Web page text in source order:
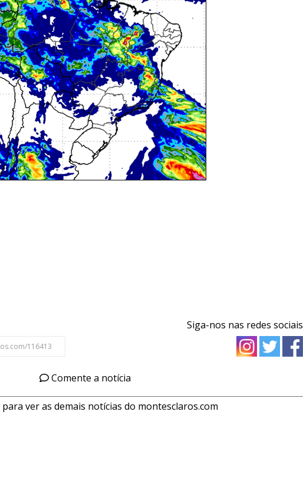
Siga-nos nas redes sociais
Comente a notícia
ver as demais notícias do montesclaros.com